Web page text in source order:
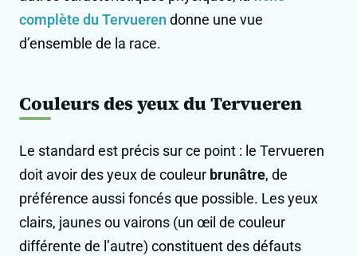
complète du Tervueren donne une vue
d’ensemble de la race.
Couleurs des yeux du Tervueren
Le standard est précis sur ce point : le Tervueren
doit avoir des yeux de couleur brunâtre, de
préférence aussi foncés que possible. Les yeux
clairs, jaunes ou vairons (un œil de couleur
différente de l’autre) constituent des défauts